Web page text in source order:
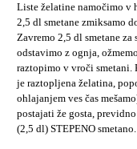
Liste želatine namočimo v
2,5 dl smetane zmiksamo
Zavremo 2,5 dl smetane za
odstavimo z ognja,
raztopimo v vroči smetani.
je raztopljena želatina,
ohlajanjem ves čas
postajati že gosta,
(2,5 dl) STEPENO smetano.